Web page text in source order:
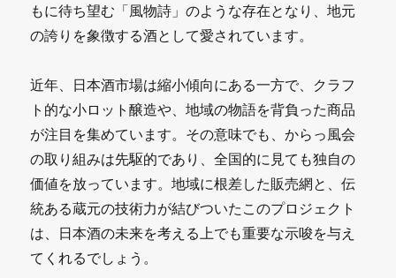
もに待ち望む「風物詩」のような存在となり、地元
の誇りを象徴する酒として愛されています。
近年、日本酒市場は縮小傾向にある一方で、クラフ
ト的な小ロット醸造や、地域の物語を背負った商品
が注目を集めています。その意味でも、からっ風会
の取り組みは先駆的であり、全国的に見ても独自の
価値を放っています。地域に根差した販売網と、伝
統ある蔵元の技術力が結びついたこのプロジェクト
は、日本酒の未来を考える上でも重要な示唆を与え
てくれるでしょう。